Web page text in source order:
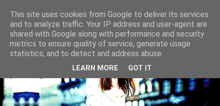
This site uses cookies from Google to deliver its services
and to analyze traffic. Your IP address and user-agent are
shared with Google along with performance and security
metrics to ensure quality of service, generate usage
statistics, and to detect and address abuse.
LEARN MORE GOT IT